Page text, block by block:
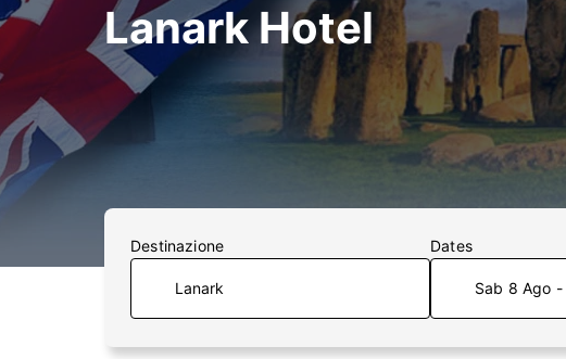
Lanark Hotel
Destinazione Dates
Sab 8 Ago